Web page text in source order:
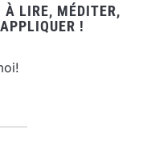
À LIRE, MÉDITER,
!